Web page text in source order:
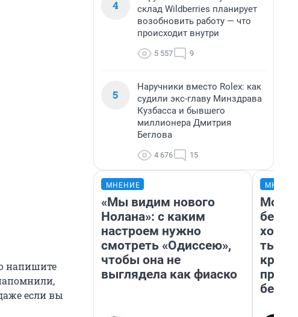
напишите
если вы
4
склад Wildberries планирует
возобновить работу — что
происходит внутри
5 557 9
5
Наручники вместо Rolex: как
судили экс-главу Минздрава
Кузбасса и бывшего
миллионера Дмитрия
Беглова
4 676 15
МНЕНИЕ
«Мы видим нового
Нолана»: с каким
настроем нужно
смотреть «Одиссею»,
чтобы она не
выглядела как фиаско
Мой